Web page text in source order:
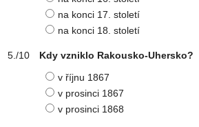
na konci 17. století
na konci 18. století
Kdy vzniklo Rakousko-Uhersko?
v říjnu 1867
v prosinci 1867
v prosinci 1868